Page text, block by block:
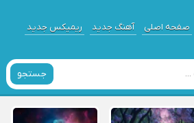
صفحه اصلی آهنگ جدید ریمیکس جدید
جستجو